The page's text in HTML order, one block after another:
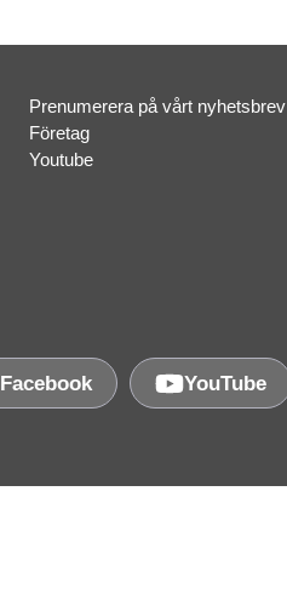
Prenumerera på vårt nyhetsbrev
Företag
Youtube
Facebook YouTube